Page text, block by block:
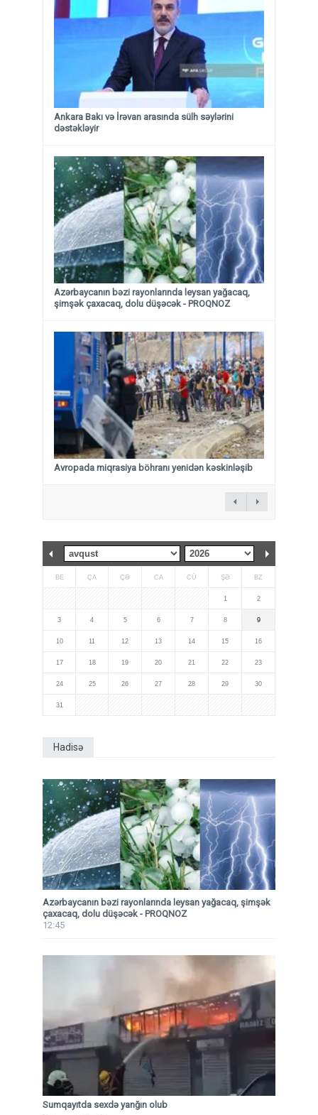
Ankara Bakı və İrəvan arasında sülh səylərini
dəstəkləyir
Azərbaycanın bəzi rayonlarında leysan yağacaq,
şimşək çaxacaq, dolu düşəcək - PROQNOZ
Avropada miqrasiya böhranı yenidən kəskinləşib
BE ÇA ÇƏ CA CÜ ŞƏ BZ
1 2
3 4 5 6 7 8 9
10 11 12 13 14 15 16
17 18 19 20 21 22 23
24 25 26 27 28 29 30
31
Hadisə
Azərbaycanın bəzi rayonlarında leysan yağacaq, şimşək
çaxacaq, dolu düşəcək - PROQNOZ
12:45
Sumqayıtda sexdə yanğın olub